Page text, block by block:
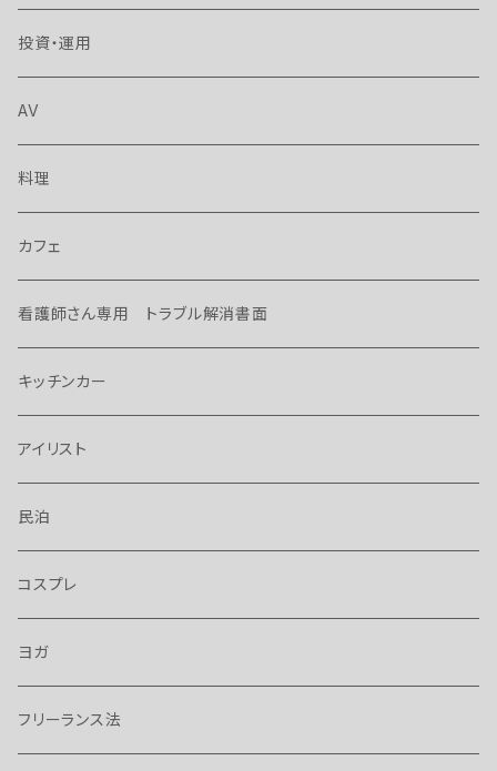
投資・運用
AV
料理
カフェ
看護師さん専用 トラブル解消書面
キッチンカー
アイリスト
民泊
コスプレ
ヨガ
フリーランス法